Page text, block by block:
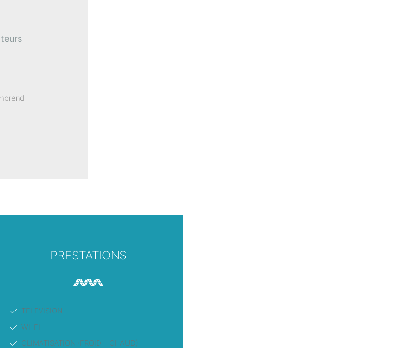
PRESTATIONS
TELEVISION
WI-FI
CLIMATISATION (FROID – CHAUD)